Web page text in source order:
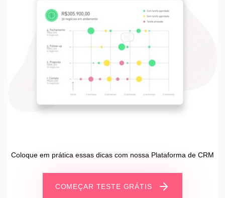
Coloque em prática essas dicas com nossa Plataforma de CRM
COMEÇAR TESTE GRÁTIS